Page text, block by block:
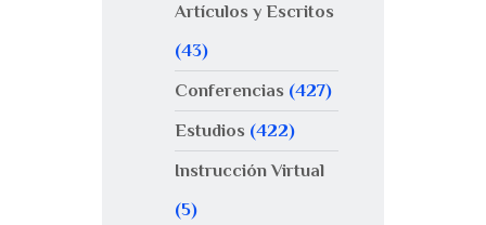
Artículos y Escritos
(43)
Conferencias (427)
Estudios (422)
Instrucción Virtual
(5)